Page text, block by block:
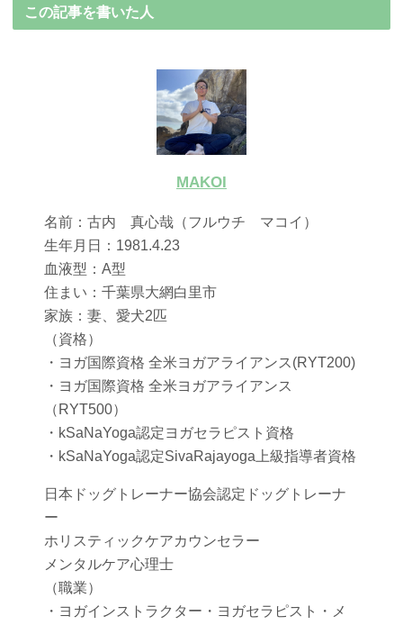
この記事を書いた人
MAKOI
名前：古内 真心哉（フルウチ マコイ）
生年月日：1981.4.23
血液型：A型
住まい：千葉県大網白里市
家族：妻、愛犬2匹
（資格）
・ヨガ国際資格 全米ヨガアライアンス(RYT200)
・ヨガ国際資格 全米ヨガアライアンス
（RYT500）
・kSaNaYoga認定ヨガセラピスト資格
・kSaNaYoga認定SivaRajayoga上級指導者資格
日本ドッグトレーナー協会認定ドッグトレーナ
ー
ホリスティックケアカウンセラー
メンタルケア心理士
（職業）
・ヨガインストラクター・ヨガセラピスト・メ